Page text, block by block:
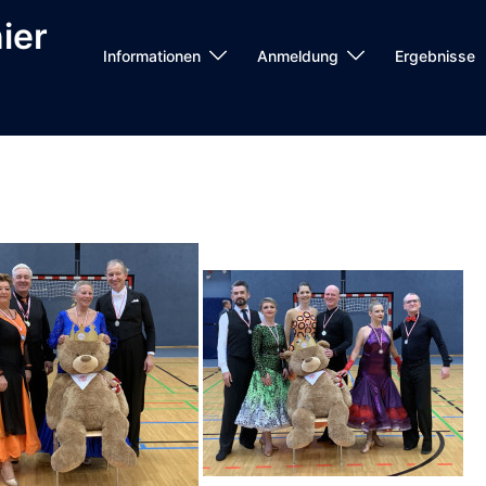
Informationen Anmeldung Ergebnisse